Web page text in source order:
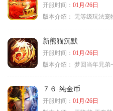
开服时间： 01月/26日
版本介绍： 无等级玩法宠物
新熊猫沉默
开服时间： 01月/26日
版本介绍： 梦回当年兄弟
７６·纯金币
开服时间： 01月/26日